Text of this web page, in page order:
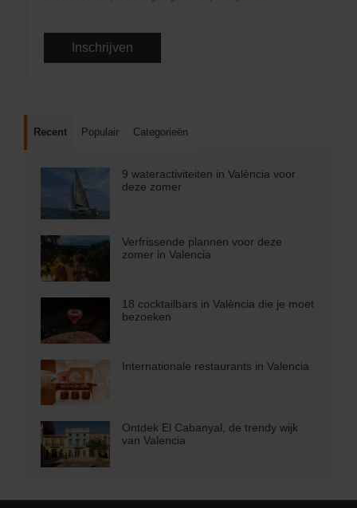
Recent Populair Categorieën
9 wateractiviteiten in València voor
deze zomer
Verfrissende plannen voor deze
zomer in Valencia
18 cocktailbars in València die je moet
bezoeken
Internationale restaurants in Valencia
Ontdek El Cabanyal, de trendy wijk
van Valencia